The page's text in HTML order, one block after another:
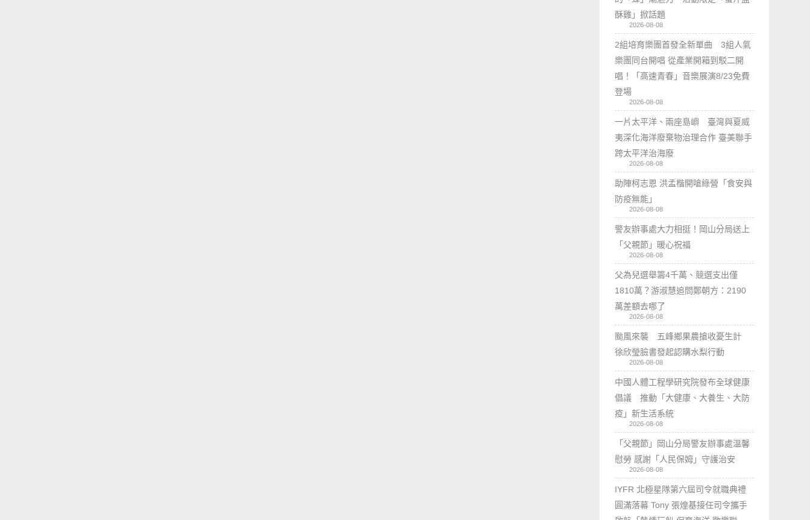
酥雞」掀話題
2026-08-08
2組培育樂團首發全新單曲 3組人氣
樂團同台開唱 從產業開箱到駁二開
唱！「高速青春」音樂展演8/23免費
登場
2026-08-08
一片太平洋、兩座島嶼 臺灣與夏威
夷深化海洋廢棄物治理合作 臺美聯手
跨太平洋治海廢
2026-08-08
助陣柯志恩 洪孟楷開嗆綠營「食安與
防疫無能」
2026-08-08
警友辦事處大力相挺！岡山分局送上
「父親節」暖心祝福
2026-08-08
父為兒選舉籌4千萬、競選支出僅
1810萬？游淑慧追問鄭朝方：2190
萬差額去哪了
2026-08-08
颱風來襲 五峰鄉果農搶收憂生計
徐欣瑩臉書發起認購水梨行動
2026-08-08
中國人體工程學研究院發布全球健康
倡議 推動「大健康、大養生、大防
疫」新生活系統
2026-08-08
「父親節」岡山分局警友辦事處溫馨
慰勞 感謝「人民保姆」守護治安
2026-08-08
IYFR 北極星隊第六屆司令就職典禮
圓滿落幕 Tony 張煌基接任司令攜手